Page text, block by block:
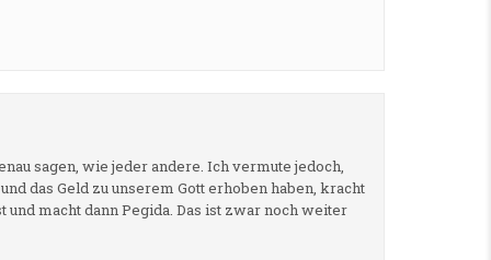
sagen, wie jeder andere. Ich vermute jedoch,
das Geld zu unserem Gott erhoben haben, kracht
macht dann Pegida. Das ist zwar noch weiter